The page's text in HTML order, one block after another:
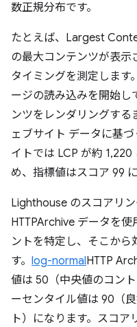
数正規分布です。
たとえば、Largest
の最大コンテンツが表示
タイミングを測定します
ージの読み込みを開始し
ンツをレンダリングする
ェブサイト データに基
イトでは LCP が約
め、指標値はスコア 99
Lighthouse のスコアリ
HTTPArchive データを
ントを特定し、そこから
す。 log-normalHTTP
値は 50（中央値のコン
ーセンタイル値は 90（
ト）になります。スコ